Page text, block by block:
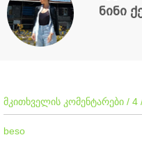
ნინი
მკითხველის კომენტარები / 4
beso